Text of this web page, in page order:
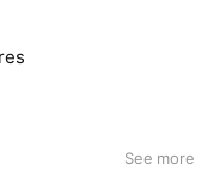
See more